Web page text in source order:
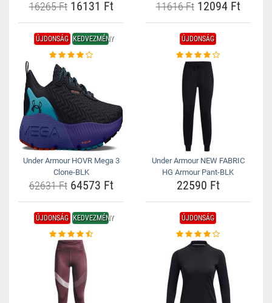
16265 Ft16131 Ft 11616 Ft12094 Ft
ÚJDONSÁG KEDVEZMÉNY
Under Armour HOVR Mega 3
Clone-BLK
62631 Ft64573 Ft
ÚJDONSÁG
Under Armour NEW FABRIC
HG Armour Pant-BLK
22590 Ft
ÚJDONSÁG KEDVEZMÉNY ÚJDONSÁG